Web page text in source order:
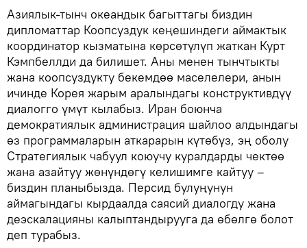
Азиялык-тынч океандык багыттагы биздин
дипломаттар Коопсуздук кеңешиндеги аймактык
координатор кызматына көрсөтүлүп жаткан Курт
Кэмпбеллди да билишет. Аны менен тынчтыкты
жана коопсуздукту бекемдөө маселелери, анын
ичинде Корея жарым аралындагы конструктивдүү
диалогго үмүт кылабыз. Иран боюнча
демократиялык администрация шайлоо алдындагы
өз программаларын аткарарын күтөбүз, эң оболу
Стратегиялык чабуул коюучу куралдарды чектөө
жана азайтуу жөнүндөгү келишимге кайтуу –
биздин планыбызда. Персид булуңунун
аймагындагы кырдаалда саясий диалогду жана
деэскалацияны калыптандырууга да өбөлгө болот
деп турабыз.